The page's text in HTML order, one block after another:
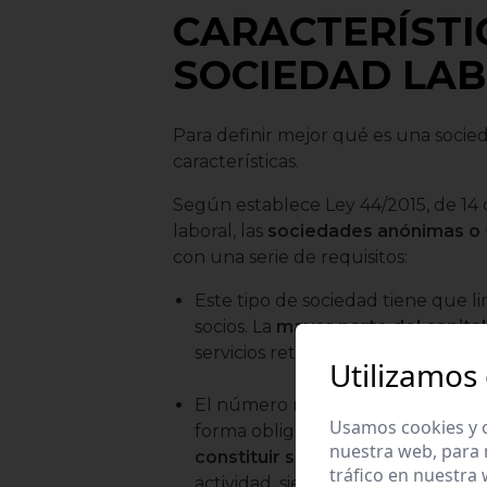
SOCIEDAD
Para definir mejor qué es una
características.
Según establece Ley 44/2015, de
laboral, las sociedades anónimas o
con una serie de requisitos:
Este tipo de sociedad tiene que
socios. La mayor parte del
servicios retribuidos.
El número mínimo de socios para
forma obligatoria, dos de los
constituir sociedades laborales
actividad, siempre que tengan
Utilizamos
Usamos cookies
nuestra web, para
tráfico en nuestra